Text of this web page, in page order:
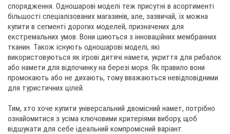
спорядження. Одношарові моделі теж присутні в асортименті
більшості спеціалізованих магазинів, але, зазвичай, їх можна
купити в сегменті дорогих моделей, призначених для
екстремальних умов. Вони шиються з інноваційних мембранних
тканин. Також існують одношарові моделі, які
використовуються як ігрові дитячі намети, укриття для рибалок
або намети для відпочинку на березі моря. Як правило вони
промокають або не дихають, тому вважаються невідповідними
для туристичних цілей.
Тим, хто хоче купити універсальний двомісний намет, потрібно
ознайомитися з усіма ключовими критеріями вибору, щоб
відшукати для себе ідеальний компромісний варіант.